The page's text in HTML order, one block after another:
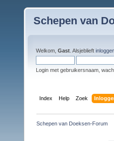
Schepen van
Welkom, Gast . Alsjeblieft
Login met gebruikersnaam,
Index Help Zoek
Schepen van Doeksen-Forum